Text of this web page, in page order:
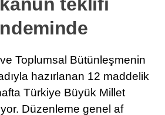
teklifi
Toplumsal Bütünleşmenin
hazırlanan 12 maddelik
Türkiye Büyük Millet
Düzenleme genel af